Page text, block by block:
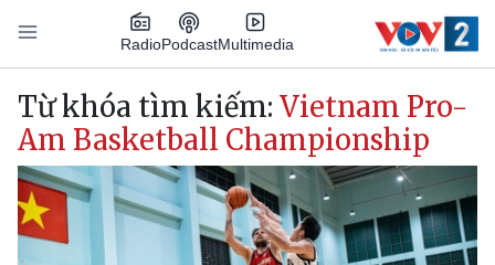
Nhảy đến nội dung
RadioPodcastMultimedia
Main navigation
Từ khóa tìm kiếm: Vietnam Pro-
Am Basketball Championship